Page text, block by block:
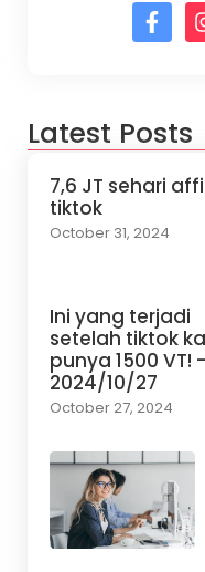
Latest Posts
7,6 JT sehari
tiktok
October 31, 2024
Ini yang terjadi
setelah tiktok
punya 1500 VT!
2024/10/27
October 27, 2024